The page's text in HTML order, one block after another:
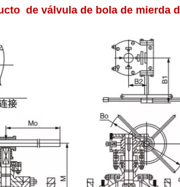
de válvula de bola de mierda